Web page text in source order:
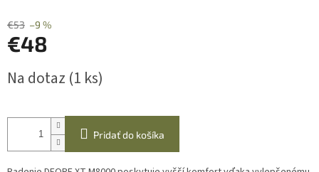
€53 –9 %
€48
cena:
Na dotaz (1 ks)
Pridať do košíka